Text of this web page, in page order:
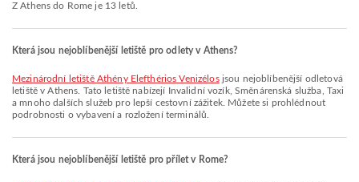
Z Athens do Rome je 13 letů.
Která jsou nejoblíbenější letiště pro odlety v Athens?
Mezinárodní letiště Athény Elefthérios Venizélosjsou nejoblíbenější odletová
letiště v Athens. Tato letiště nabízejí Invalidní vozík, Směnárenská služba, Taxi
a mnoho dalších služeb pro lepší cestovní zážitek. Můžete si prohlédnout
podrobnosti o vybavení a rozložení terminálů.
Která jsou nejoblíbenější letiště pro přílet v Rome?